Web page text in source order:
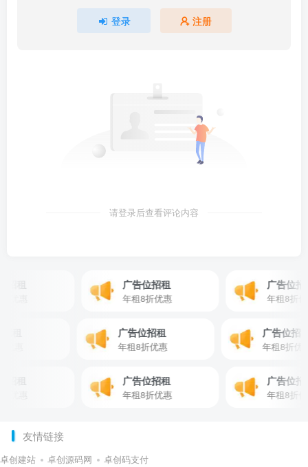
登录 注册
请登录后查看评论内容
广告位招租
年租8折优惠
广告位招租
年租8折优惠
广告位招租
年租8折优惠
广告位
年租8
广告位招租
年租8折优惠
广告位招租
年租8折优惠
友情链接
卓创建站 卓创源码网 卓创码支付